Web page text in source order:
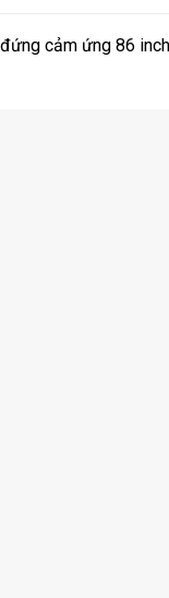
cảm ứng 86